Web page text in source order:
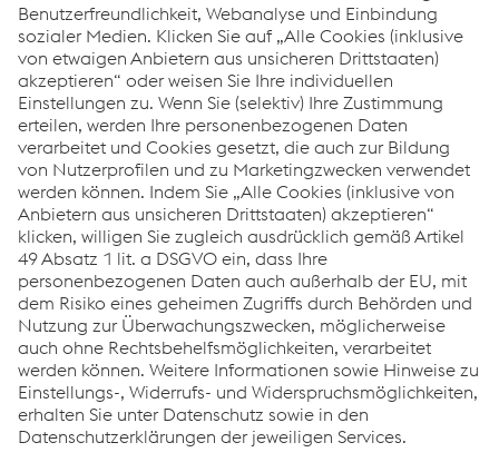
Downloads
Artikel: Akustisch optimierte Weichenherzstücke
PDF | 9,08 MB
Quellenangabe
Der Artikel erschien am 12.08.2022 in der Zeitschrift
"Eurailpress-Eisenbahningenieur".
https://www.eurailpress.de/ei
Links
Systemlösungen
Karriere
Compliance